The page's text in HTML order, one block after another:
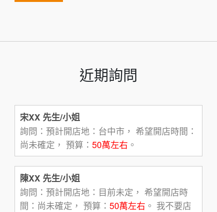
近期詢問
宋XX 先生/小姐
詢問：預計開店地：台中市， 希望開店時間：
尚未確定， 預算： 50萬左右 。
陳XX 先生/小姐
詢問：預計開店地：目前未定， 希望開店時
間：尚未確定， 預算： 50萬左右 。 我不要店